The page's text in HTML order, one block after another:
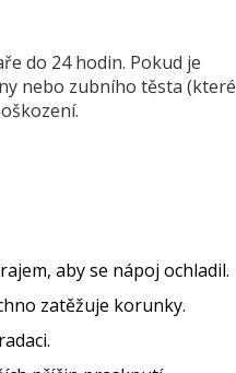
do 24 hodin. Pokud je
nebo zubního těsta (které
aby se nápoj ochladil.
zatěžuje korunky.